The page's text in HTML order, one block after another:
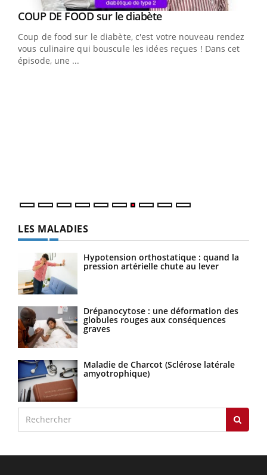
Youtube
COUP DE FOOD sur le diabèteYoutube
Coup de food sur le diabète, c'est votre nouveau rendez-
vous culinaire qui bouscule les idées reçues ! Dans cet
épisode, une ...
LES MALADIES
Hypotension orthostatique : quand la
pression artérielle chute au lever
Drépanocytose : une déformation des
globules rouges aux conséquences
graves
Maladie de Charcot (Sclérose latérale
amyotrophique)